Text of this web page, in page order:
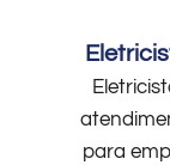
para